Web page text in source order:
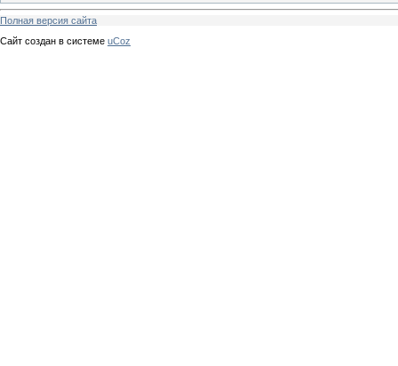
Полная версия сайта
Сайт создан в системе uCoz